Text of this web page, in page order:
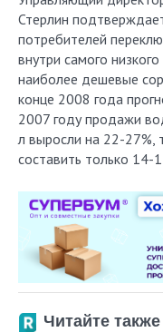
Стерлин
потребителей
внутри самого
наиболее дешевые
конце 2008 года
2007 году продажи
л выросли на 22-
составить только
Читайте